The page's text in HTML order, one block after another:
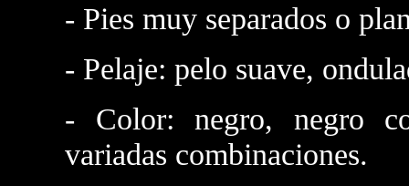
- Pies muy separados o
- Pelaje: pelo suave,
- Color: negro, negro
variadas combinaciones.